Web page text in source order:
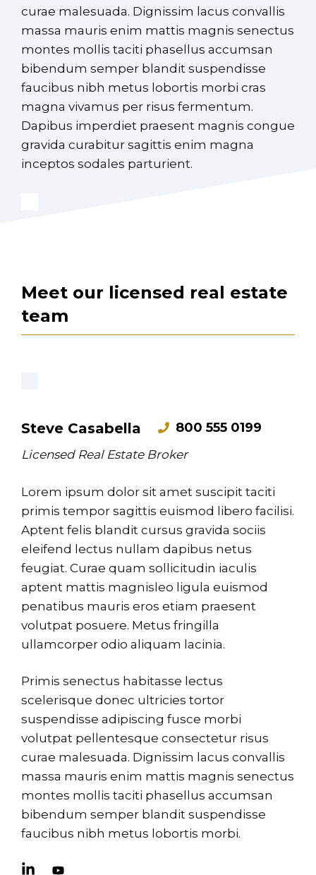
curae malesuada. Dignissim lacus convallis
massa mauris enim mattis magnis senectus
montes mollis taciti phasellus accumsan
bibendum semper blandit suspendisse
faucibus nibh metus lobortis morbi cras
magna vivamus per risus fermentum.
Dapibus imperdiet praesent magnis congue
gravida curabitur sagittis enim magna
inceptos sodales parturient.
Meet our licensed real estate
team
Steve Casabella 800 555 0199
Licensed Real Estate Broker
Lorem ipsum dolor sit amet suscipit taciti
primis tempor sagittis euismod libero facilisi.
Aptent felis blandit cursus gravida sociis
eleifend lectus nullam dapibus netus
feugiat. Curae quam sollicitudin iaculis
aptent mattis magnisleo ligula euismod
penatibus mauris eros etiam praesent
volutpat posuere. Metus fringilla
ullamcorper odio aliquam lacinia.
Primis senectus habitasse lectus
scelerisque donec ultricies tortor
suspendisse adipiscing fusce morbi
volutpat pellentesque consectetur risus
curae malesuada. Dignissim lacus convallis
massa mauris enim mattis magnis senectus
montes mollis taciti phasellus accumsan
bibendum semper blandit suspendisse
faucibus nibh metus lobortis morbi.